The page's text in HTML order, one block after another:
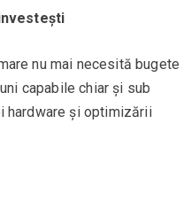
nu mai necesită bugete
capabile chiar și sub
hardware și optimizării